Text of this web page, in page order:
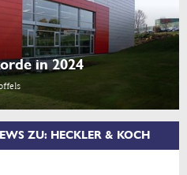
in 2024
ZU: HECKLER & KOCH